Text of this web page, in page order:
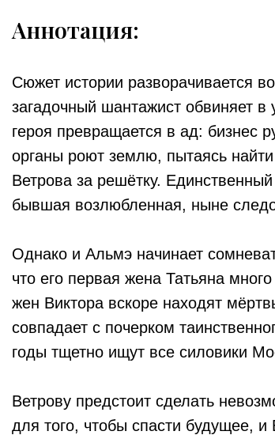
Аннотация:
Сюжет истории разворачивается
загадочный шантажист обвиняет
героя превращается в ад: бизнес
органы роют землю, пытаясь найти
Ветрова за решётку.
бывшая возлюбленная, ныне
Однако и Альмэ начинает
что его первая жена Татьяна
жен Виктора вскоре находят
совпадает с почерком
годы тщетно ищут все силовики
Ветрову предстоит сделать
для того, чтобы спасти будущее, и